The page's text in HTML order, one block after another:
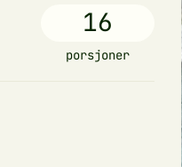
16
porsjoner